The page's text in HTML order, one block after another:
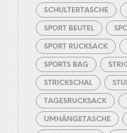
SCHULTERTASCHE
SPORT BEUTEL
SPORT RUCKSACK
SPORTS BAG
STRICKSCHAL
TAGESRUCKSACK
UMHÄNGETASCHE